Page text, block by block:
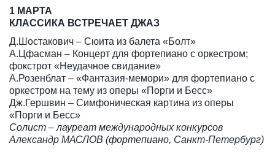
1 МАРТА
КЛАССИКА ВСТРЕЧАЕТ ДЖАЗ
Д.Шостакович – Сюита из балета «Болт»
А.Цфасман – Концерт для фортепиано с оркестром;
фокстрот «Неудачное свидание»
А.Розенблат – «Фантазия-мемори» для фортепиано с
оркестром на тему из оперы «Порги и Бесс»
Дж.Гершвин – Симфоническая картина из оперы
«Порги и Бесс»
Солист – лауреат международных конкурсов
Александр МАСЛОВ (фортепиано, Санкт-Петербург)